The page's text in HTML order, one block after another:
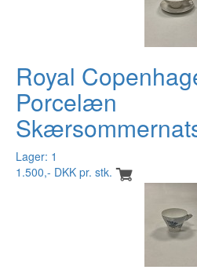
Royal
Porcelæn
Lager: 1
1.500,- DKK pr. stk.